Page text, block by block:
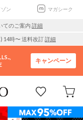
ゾン マガシーク
てのご案内 詳細
) 14時〜 送料改訂詳細
キャンペーン